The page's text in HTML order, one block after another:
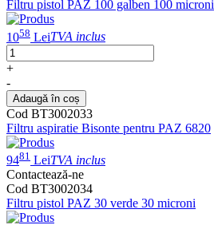
Filtru pistol PAZ 100 galben 100 microni
1058 LeiTVA inclus
+
-
Adaugă în coș
Cod BT3002033
Filtru aspiratie Bisonte pentru PAZ 6820
9481 LeiTVA inclus
Contactează-ne
Cod BT3002034
Filtru pistol PAZ 30 verde 30 microni